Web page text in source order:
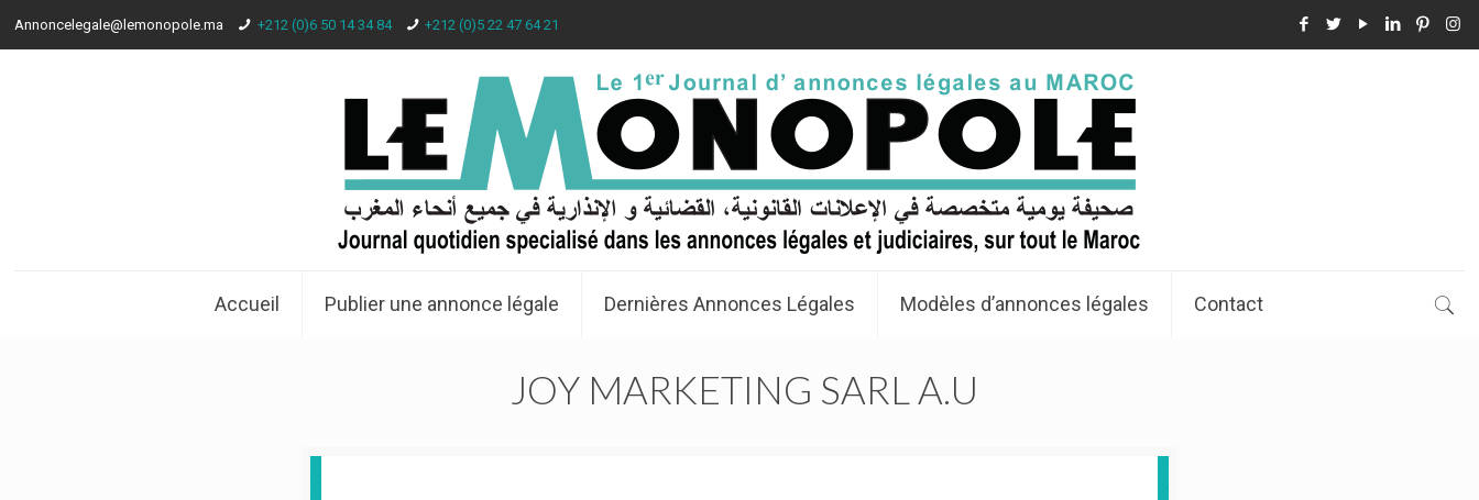
Annoncelegale@lemonopole.ma +212 (0)6 50 14 34 84 +212 (0)5 22 47 64 21
Accueil Publier une annonce légale Dernières Annonces Légales Modèles d’annonces légales Contact
JOY MARKETING SARL A.U